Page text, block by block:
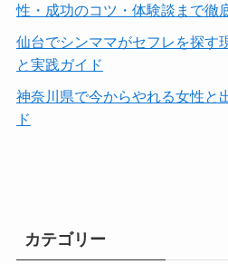
性・成功のコツ・体験談まで徹
仙台でシンママがセフレを探す
と実践ガイド
神奈川県で今からやれる女性と
ド
カテゴリー